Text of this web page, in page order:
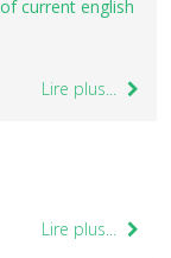
current english
Lire plus...
Lire plus...